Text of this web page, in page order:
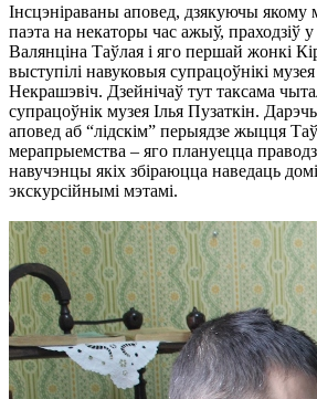
Інсцэніраваны аповед, дзякуючы
паэта на некаторы час ажыў, праходзіў
Валянціна Таўлая і яго першай жонкі
выступілі навуковыя супрацоўнікі
Некрашэвіч. Дзейнічаў тут таксама
супрацоўнік музея Ілья Пузаткін.
аповед аб “лідскім” перыядзе жыцця
мерапрыемства – яго плануецца
навучэнцы якіх збіраюцца наведаць
экскурсійнымі мэтамі.